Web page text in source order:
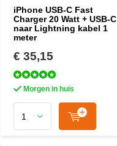
iPhone USB-C Fast
Charger 20 Watt + USB-C
naar Lightning kabel 1
meter
€ 35,15
Morgen in huis